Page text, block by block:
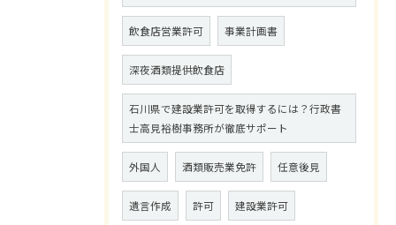
飲食店営業許可 事業計画書
深夜酒類提供飲食店
石川県で建設業許可を取得するには？行政書
士高見裕樹事務所が徹底サポート
外国人 酒類販売業免許 任意後見
遺言作成 許可 建設業許可